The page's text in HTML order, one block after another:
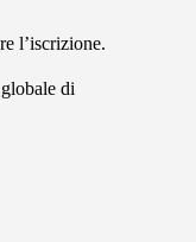
l’iscrizione.
di